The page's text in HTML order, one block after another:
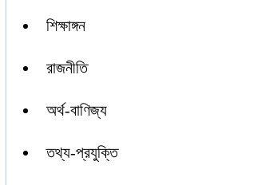
শিক্ষাঙ্গন
রাজনীতি
অর্থ-বাণিজ্য
তথ্য-প্রযুক্তি